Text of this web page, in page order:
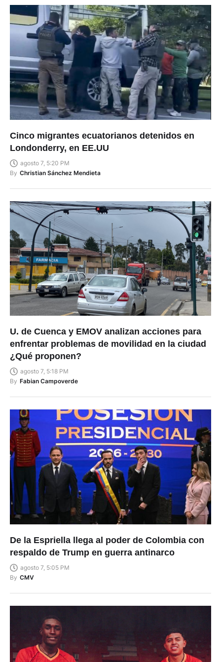
Cinco migrantes ecuatorianos detenidos en
Londonderry, en EE.UU
agosto 7, 5:20 PM
By Christian Sánchez Mendieta
U. de Cuenca y EMOV analizan acciones para
enfrentar problemas de movilidad en la ciudad
¿Qué proponen?
agosto 7, 5:18 PM
By Fabian Campoverde
De la Espriella llega al poder de Colombia con
respaldo de Trump en guerra antinarco
agosto 7, 5:05 PM
By CMV